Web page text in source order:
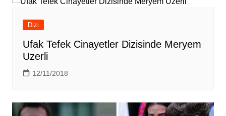
Dizi
Ufak Tefek Cinayetler Dizisinde Meryem
Uzerli
12/11/2018